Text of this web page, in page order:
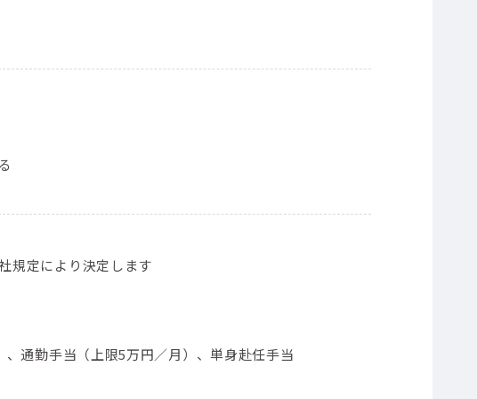
規定により決定します
通勤手当（上限5万円／月）、単身赴任手当